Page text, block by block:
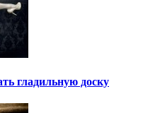
гладильную доску